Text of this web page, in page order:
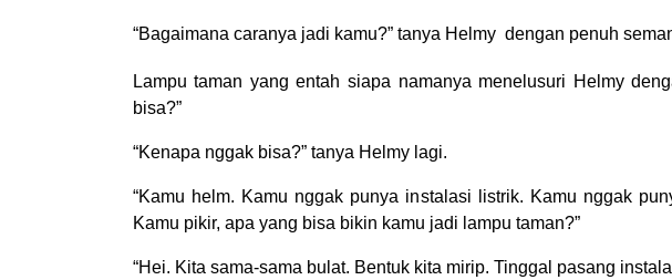
“Bagaimana caranya jadi kamu?” tanya Helmy dengan penuh
Lampu taman yang entah siapa namanya menelusuri Helmy
bisa?”
“Kenapa nggak bisa?” tanya Helmy lagi.
“Kamu helm. Kamu nggak punya instalasi listrik. Kamu nggak
Kamu pikir, apa yang bisa bikin kamu jadi lampu taman?”
“Hei. Kita sama-sama bulat. Bentuk kita mirip. Tinggal pasang